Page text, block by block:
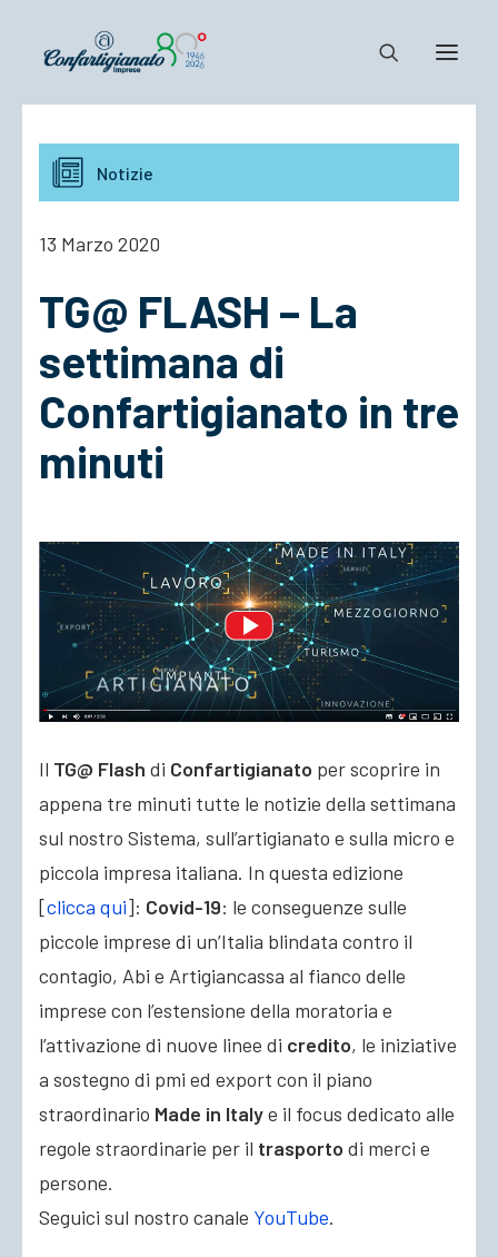
Notizie e Documenti
Confartigianato
Cosa Facciamo
ACCEDI
Notizie
13 Marzo 2020
TG@ FLASH – La
settimana di
Confartigianato in tre
minuti
Il TG@ Flash di Confartigianato per scoprire in
appena tre minuti tutte le notizie della settimana
sul nostro Sistema, sull’artigianato e sulla micro e
piccola impresa italiana. In questa edizione
[clicca qui]: Covid-19: le conseguenze sulle
piccole imprese di un’Italia blindata contro il
contagio, Abi e Artigiancassa al fianco delle
imprese con l’estensione della moratoria e
l’attivazione di nuove linee di credito, le iniziative
a sostegno di pmi ed export con il piano
straordinario Made in Italye il focus dedicato alle
regole straordinarie per il trasporto di merci e
persone.
Seguici sul nostro canale YouTube.